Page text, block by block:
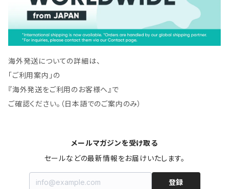
海外発送についての詳細は、
「ご利用案内」の
『海外発送をご利用のお客様へ』で
ご確認ください。（日本語でのご案内のみ）
メールマガジンを受け取る
セールなどの最新情報をお届けいたします。
登録